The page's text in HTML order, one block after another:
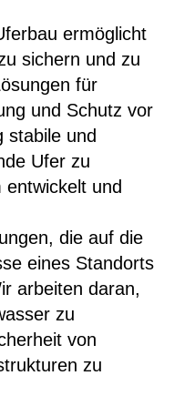
ermöglicht
sichern und zu
für
und Schutz vor
stabile und
Ufer zu
und
die auf die
eines Standorts
arbeiten daran,
zu
von
zu